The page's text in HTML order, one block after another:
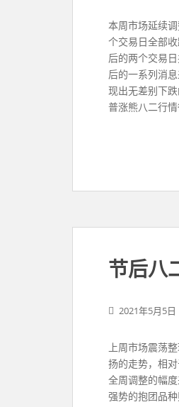
本周市场延续
个交易日全部
后的两个交易
后的一系列消
现出无差别下
普涨熊八二行
节后八
2021年5月5日
上周市场震荡
扬的走势，相
全周调整的幅
强势的抱团品